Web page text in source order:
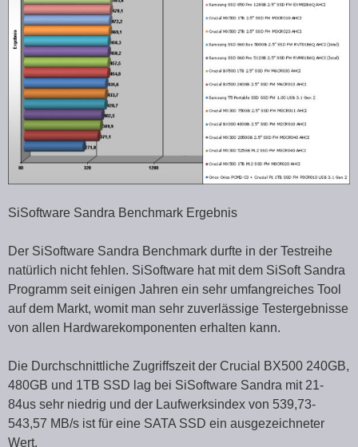
SiSoftware Sandra Benchmark Ergebnis
Der SiSoftware Sandra Benchmark durfte in der Testreihe
natürlich nicht fehlen. SiSoftware hat mit dem SiSoft Sandra
Programm seit einigen Jahren ein sehr umfangreiches Tool
auf dem Markt, womit man sehr zuverlässige Testergebnisse
von allen Hardwarekomponenten erhalten kann.
Die Durchschnittliche Zugriffszeit der Crucial BX500 240GB,
480GB und 1TB SSD lag bei SiSoftware Sandra mit 21-
84us sehr niedrig und der Laufwerksindex von 539,73-
543,57 MB/s ist für eine SATA SSD ein ausgezeichneter
Wert.